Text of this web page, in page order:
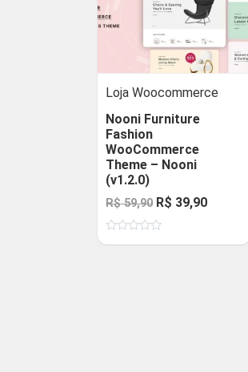
Loja Woocommerce
Nooni Furniture
Fashion
WooCommerce
Theme – Nooni
(v1.2.0)
R$59,90 O
preço
original
R$ 39,90O
atual